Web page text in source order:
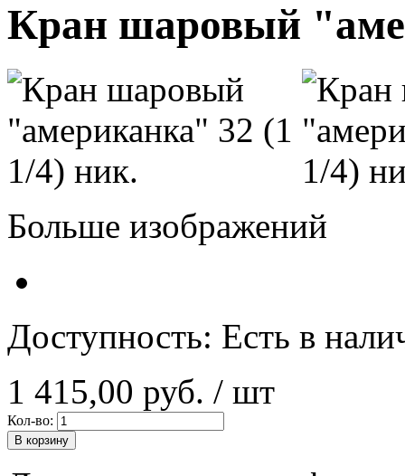
Кран шаровый
Больше изображений
Доступность: Есть в
1 415,00 руб. / шт
Кол-во:
В корзину